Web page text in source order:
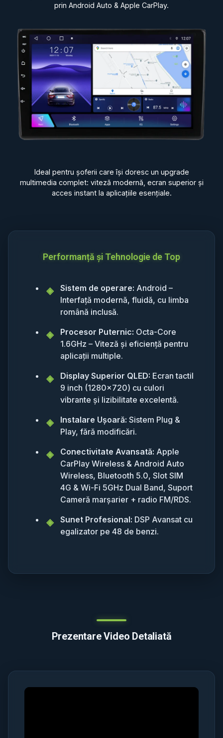
prin Android Auto & Apple CarPlay.
Ideal pentru șoferii care își doresc un upgrade
multimedia complet: viteză modernă, ecran superior și
acces instant la aplicațiile esențiale.
Performanță și Tehnologie de Top
Sistem de operare: Android –
Interfață modernă, fluidă, cu limba
română inclusă.
Procesor Puternic: Octa-Core
1.6GHz – Viteză și eficiență pentru
aplicații multiple.
Display Superior QLED: Ecran tactil
9 inch (1280x720) cu culori
vibrante și lizibilitate excelentă.
Instalare Ușoară: Sistem Plug &
Play, fără modificări.
Conectivitate Avansată: Apple
CarPlay Wireless & Android Auto
Wireless, Bluetooth 5.0, Slot SIM
4G & Wi-Fi 5GHz Dual Band, Suport
Cameră marșarier + radio FM/RDS.
Sunet Profesional: DSP Avansat cu
egalizator pe 48 de benzi.
Prezentare Video Detaliată